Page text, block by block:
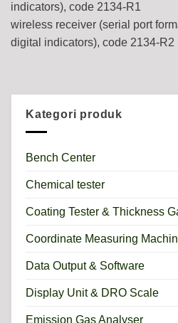
indicators), code 2134-R1
wireless receiver (serial port
digital indicators), code 2134-R2
Kategori produk
Bench Center
Chemical tester
Coating Tester & Thickness
Coordinate Measuring
Data Output & Software
Display Unit & DRO Scale
Emission Gas Analyser